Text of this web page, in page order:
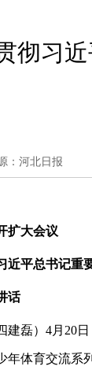
彻习
：河北日报
扩大会议
近平总书记重
话
建磊）4月20
年体育交流系